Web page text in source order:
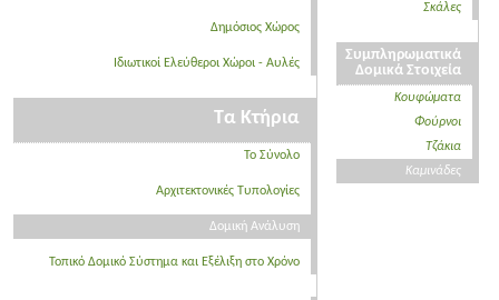
Δημόσιος Χώρος
Ιδιωτικοί Ελεύθεροι Χώροι - Αυλές
Τα Κτήρια
Το Σύνολο
Αρχιτεκτονικές Τυπολογίες
Δομική Ανάλυση
Τοπικό Δομικό Σύστημα και Εξέλιξη στο Χρόνο
Σκάλες
Συμπληρωματικά
Δομικά Στοιχεία
Κουφώματα
Φούρνοι
Τζάκια
Καμινάδες